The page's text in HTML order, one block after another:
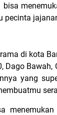
bisa
pecinta
di kota
Dago
yang